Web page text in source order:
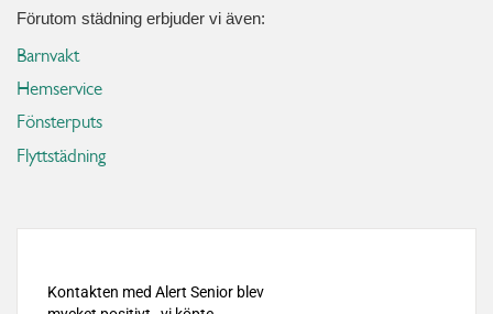
Förutom städning erbjuder vi även:
Barnvakt
Hemservice
Fönsterputs
Flyttstädning